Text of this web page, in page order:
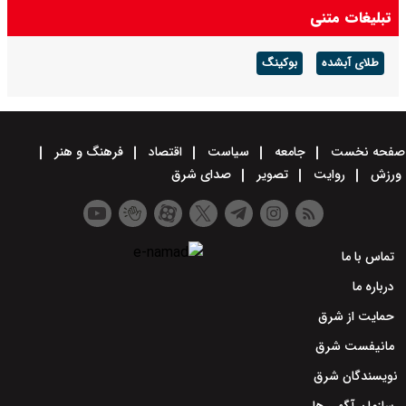
تبلیغات متنی
طلای آبشده بوکینگ
صفحه نخست جامعه سیاست اقتصاد
فرهنگ و هنر
ورزش
روایت تصویر صدای شرق
تماس با ما
درباره ما
حمایت از شرق
مانیفست شرق
نویسندگان شرق